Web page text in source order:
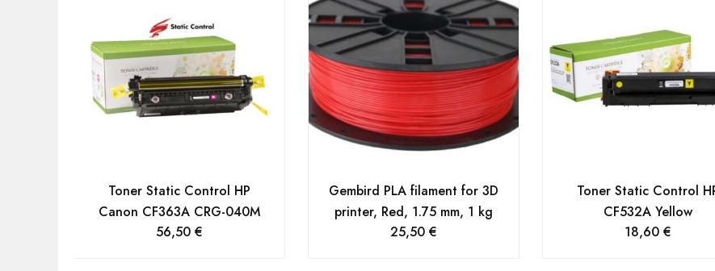
Toner Static Control HP
Canon CF363A CRG-040M
56,50 €
Gembird PLA filament for 3D
printer, Red, 1.75 mm, 1 kg
25,50 €
Toner Static Control
CF532A Yellow
18,60 €